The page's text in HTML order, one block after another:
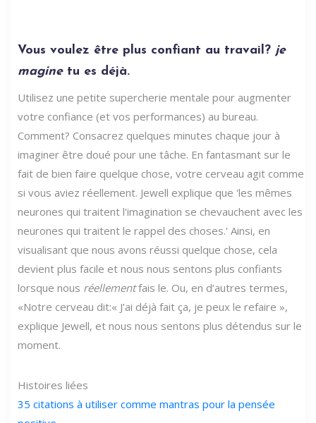
Vous voulez être plus confiant au travail? je
maginetu es déjà.
Utilisez une petite supercherie mentale pour augmenter
votre confiance (et vos performances) au bureau.
Comment? Consacrez quelques minutes chaque jour à
imaginer être doué pour une tâche. En fantasmant sur le
fait de bien faire quelque chose, votre cerveau agit comme
si vous aviez réellement. Jewell explique que 'les mêmes
neurones qui traitent l'imagination se chevauchent avec les
neurones qui traitent le rappel des choses.' Ainsi, en
visualisant que nous avons réussi quelque chose, cela
devient plus facile et nous nous sentons plus confiants
lorsque nous réellementfais le. Ou, en d’autres termes,
«Notre cerveau dit:« J’ai déjà fait ça, je peux le refaire »,
explique Jewell, et nous nous sentons plus détendus sur le
moment.
Histoires liées
35 citations à utiliser comme mantras pour la pensée